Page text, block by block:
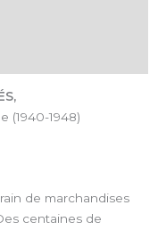
(1940-1948)
de marchandises
centaines de